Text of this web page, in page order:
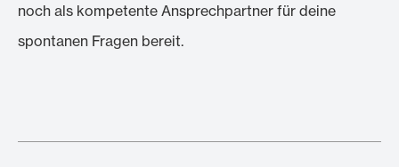
noch als kompetente Ansprechpartner für deine
spontanen Fragen bereit.